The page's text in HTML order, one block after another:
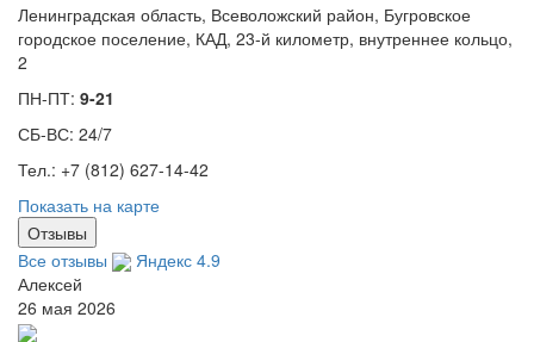
Ленинградская область, Всеволожский район, Бугровское
городское поселение, КАД, 23-й километр, внутреннее кольцо,
2
ПН-ПТ: 9-21
СБ-ВС: 24/7
Тел.: +7 (812) 627-14-42
Показать на карте
Отзывы
Все отзывы
Яндекс 4.9
Алексей
26 мая 2026